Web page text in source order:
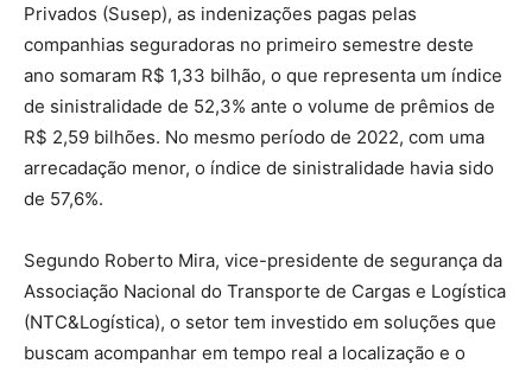
Privados (Susep), as indenizações pagas pelas
companhias seguradoras no primeiro semestre deste
ano somaram R$ 1,33 bilhão, o que representa um índice
de sinistralidade de 52,3% ante o volume de prêmios de
R$ 2,59 bilhões. No mesmo período de 2022, com uma
arrecadação menor, o índice de sinistralidade havia sido
de 57,6%.
Segundo Roberto Mira, vice-presidente de segurança da
Associação Nacional do Transporte de Cargas e Logística
(NTC&Logística), o setor tem investido em soluções que
buscam acompanhar em tempo real a localização e o